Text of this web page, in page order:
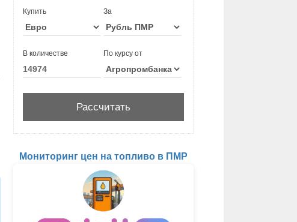
Купить За
В количестве По курсу от
Мониторинг цен на топливо в ПМР